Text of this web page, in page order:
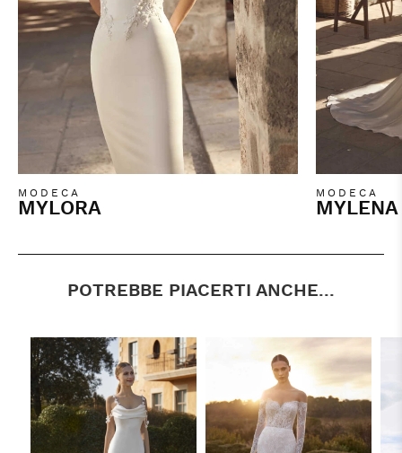
MODECA
MYLORA
MODECA
MYLENA
POTREBBE PIACERTI ANCHE...